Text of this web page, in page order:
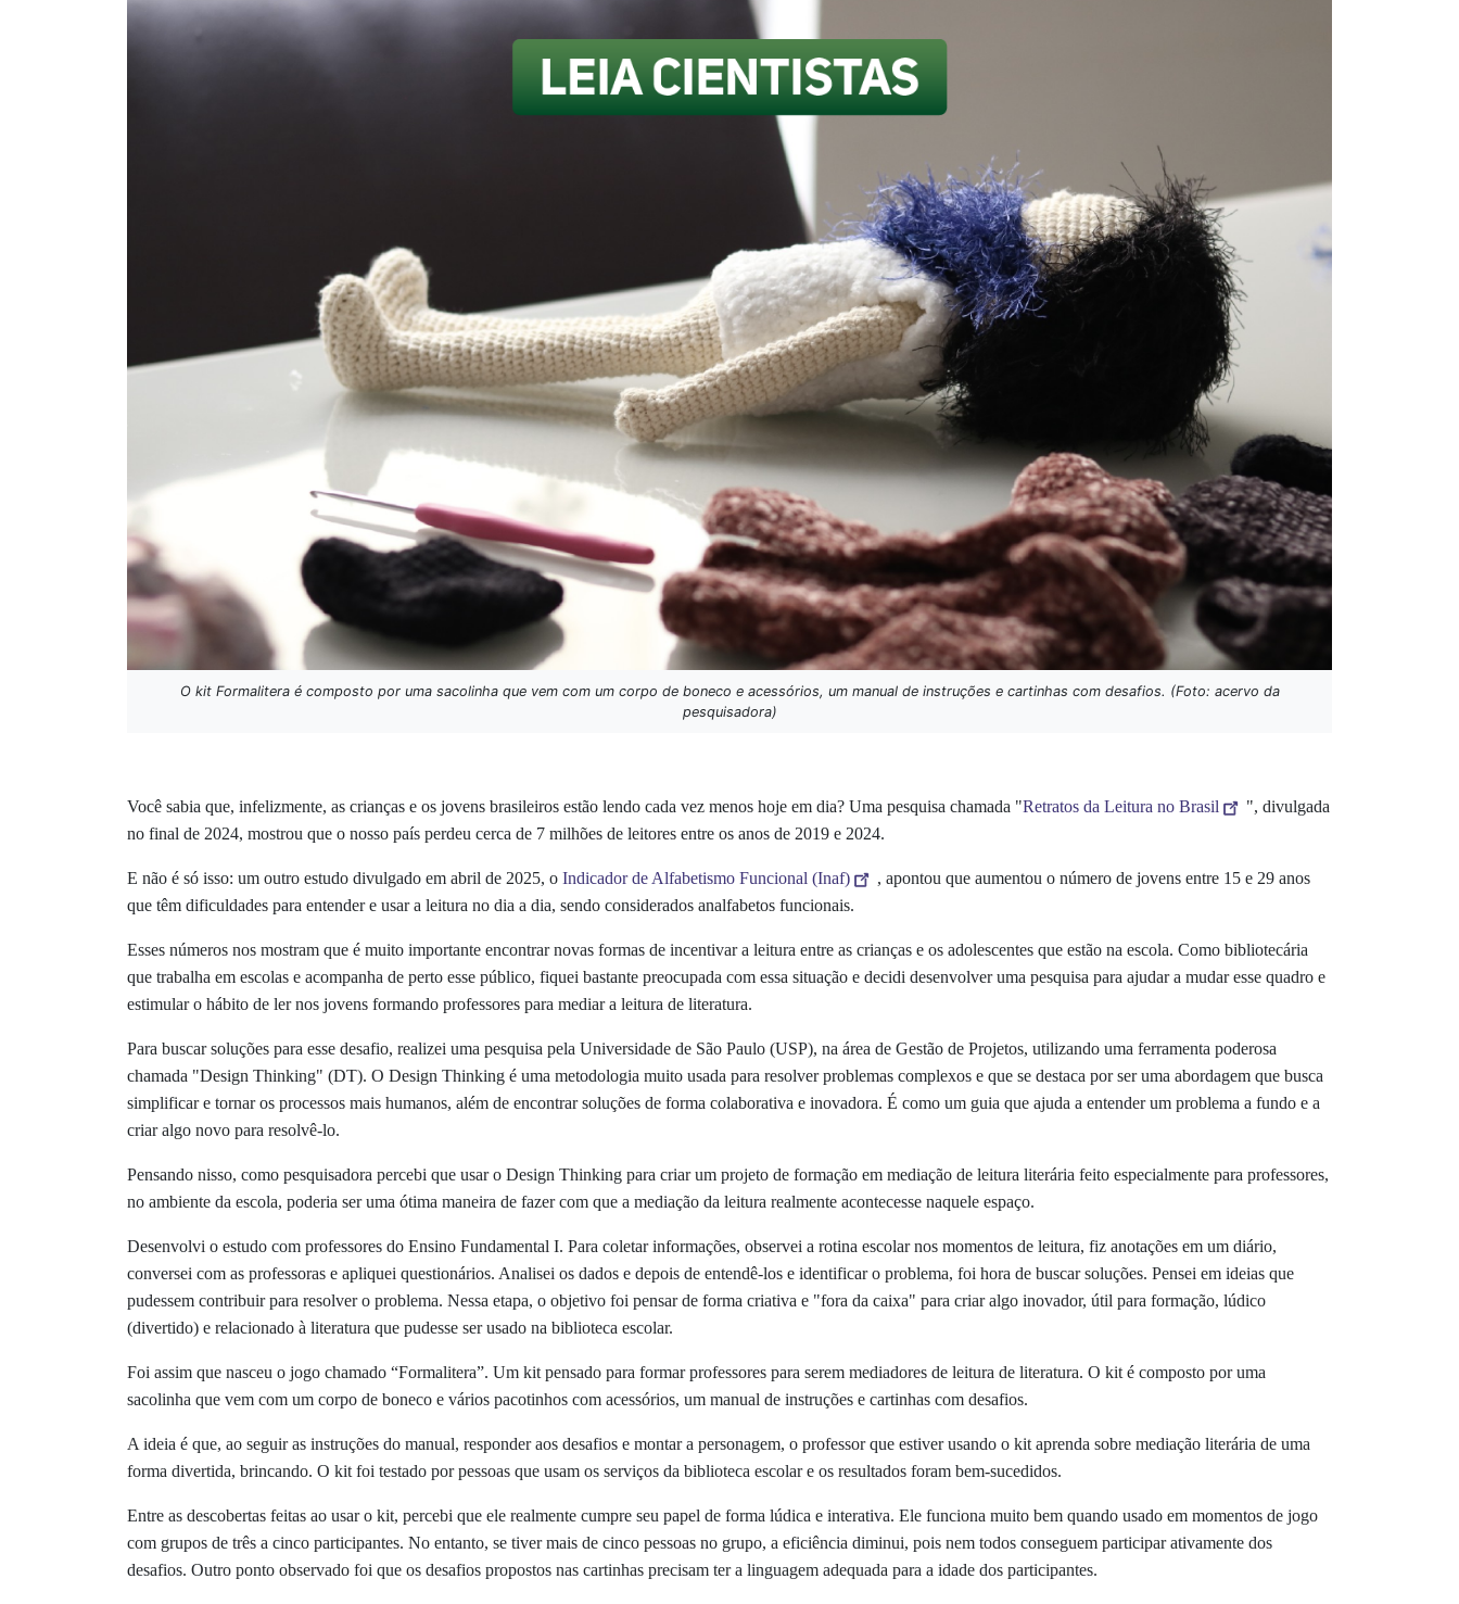
O kit Formalitera é composto por uma sacolinha que vem com um corpo de boneco e acessórios, um manual de instruções e cartinhas com desafios. (Foto: acervo da
pesquisadora)
Você sabia que, infelizmente, as crianças e os jovens brasileiros estão lendo cada vez menos hoje em dia? Uma pesquisa chamada "Retratos da Leitura no Brasil
", divulgada
no final de 2024, mostrou que o nosso país perdeu cerca de 7 milhões de leitores entre os anos de 2019 e 2024.
E não é só isso: um outro estudo divulgado em abril de 2025, o Indicador de Alfabetismo Funcional (Inaf)
, apontou que aumentou o número de jovens entre 15 e 29 anos
que têm dificuldades para entender e usar a leitura no dia a dia, sendo considerados analfabetos funcionais.
Esses números nos mostram que é muito importante encontrar novas formas de incentivar a leitura entre as crianças e os adolescentes que estão na escola. Como bibliotecária
que trabalha em escolas e acompanha de perto esse público, fiquei bastante preocupada com essa situação e decidi desenvolver uma pesquisa para ajudar a mudar esse quadro e
estimular o hábito de ler nos jovens formando professores para mediar a leitura de literatura.
Para buscar soluções para esse desafio, realizei uma pesquisa pela Universidade de São Paulo (USP), na área de Gestão de Projetos, utilizando uma ferramenta poderosa
chamada "Design Thinking" (DT). O Design Thinking é uma metodologia muito usada para resolver problemas complexos e que se destaca por ser uma abordagem que busca
simplificar e tornar os processos mais humanos, além de encontrar soluções de forma colaborativa e inovadora. É como um guia que ajuda a entender um problema a fundo e a
criar algo novo para resolvê-lo.
Pensando nisso, como pesquisadora percebi que usar o Design Thinking para criar um projeto de formação em mediação de leitura literária feito especialmente para professores,
no ambiente da escola, poderia ser uma ótima maneira de fazer com que a mediação da leitura realmente acontecesse naquele espaço.
Desenvolvi o estudo com professores do Ensino Fundamental I. Para coletar informações, observei a rotina escolar nos momentos de leitura, fiz anotações em um diário,
conversei com as professoras e apliquei questionários. Analisei os dados e depois de entendê-los e identificar o problema, foi hora de buscar soluções. Pensei em ideias que
pudessem contribuir para resolver o problema. Nessa etapa, o objetivo foi pensar de forma criativa e "fora da caixa" para criar algo inovador, útil para formação, lúdico
(divertido) e relacionado à literatura que pudesse ser usado na biblioteca escolar.
Foi assim que nasceu o jogo chamado “Formalitera”. Um kit pensado para formar professores para serem mediadores de leitura de literatura. O kit é composto por uma
sacolinha que vem com um corpo de boneco e vários pacotinhos com acessórios, um manual de instruções e cartinhas com desafios.
A ideia é que, ao seguir as instruções do manual, responder aos desafios e montar a personagem, o professor que estiver usando o kit aprenda sobre mediação literária de uma
forma divertida, brincando. O kit foi testado por pessoas que usam os serviços da biblioteca escolar e os resultados foram bem-sucedidos.
Entre as descobertas feitas ao usar o kit, percebi que ele realmente cumpre seu papel de forma lúdica e interativa. Ele funciona muito bem quando usado em momentos de jogo
com grupos de três a cinco participantes. No entanto, se tiver mais de cinco pessoas no grupo, a eficiência diminui, pois nem todos conseguem participar ativamente dos
desafios. Outro ponto observado foi que os desafios propostos nas cartinhas precisam ter a linguagem adequada para a idade dos participantes.